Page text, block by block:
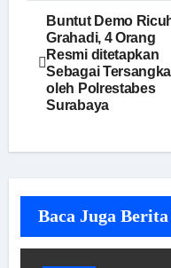
Navigasi
pos
Buntut Demo
Grahadi, 4 Orang
Resmi ditetapkan
Sebagai Tersangka
oleh Polrestabes
Surabaya
Baca Juga